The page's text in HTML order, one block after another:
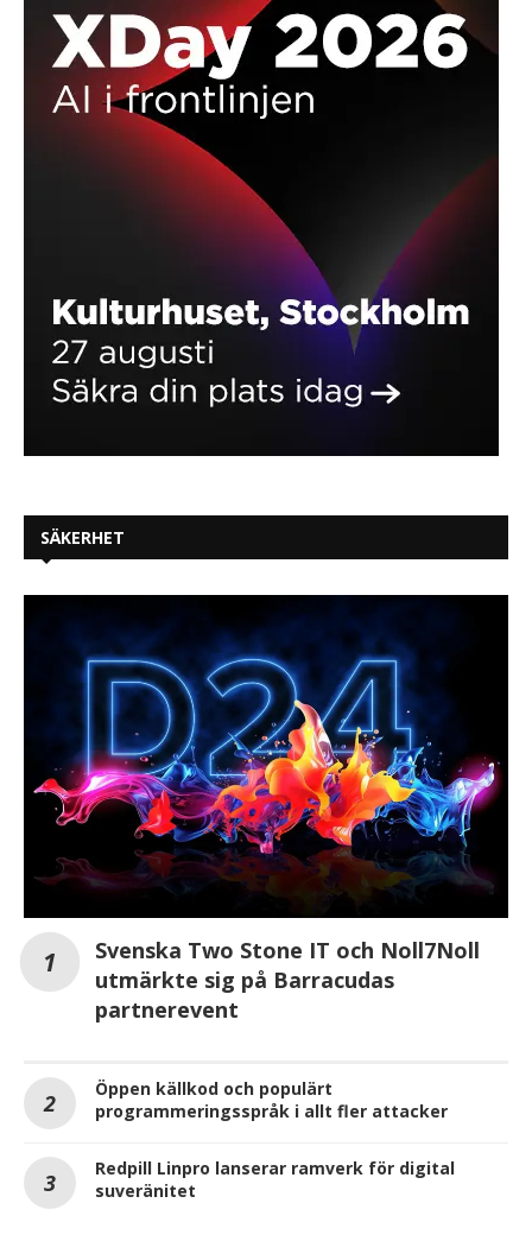
SÄKERHET
Svenska Two Stone IT och Noll7Noll
utmärkte sig på Barracudas
partnerevent
Öppen källkod och populärt
programmeringsspråk i allt fler attacker
Redpill Linpro lanserar ramverk för digital
suveränitet